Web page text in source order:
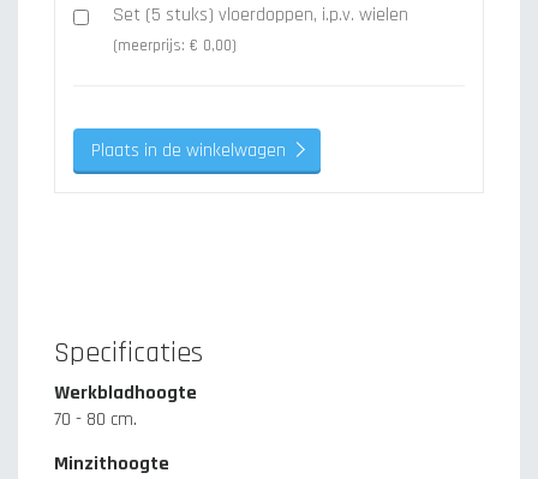
Set (5 stuks) vloerdoppen, i.p.v. wielen
(meerprijs: € 0,00)
Plaats in de winkelwagen
Specificaties
Werkbladhoogte
70 - 80 cm.
Minzithoogte